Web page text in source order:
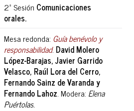
2ª Sesión Comunicaciones
orales.
Mesa redonda: Guía benévolo y
responsabilidad. David Molero
López-Barajas, Javier Garrido
Velasco, Raúl Lora del Cerro,
Fernando Sainz de Varanda y
Fernando Lahoz. Modera: Elena
Puértolas.